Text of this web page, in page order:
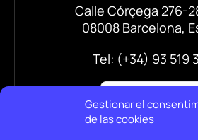
Gestionar el
de las cookies
Calle Córçega 276-
08008 Barcelona,
Tel: (+34) 93 519